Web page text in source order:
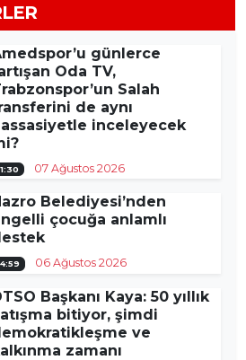
günlerce
Oda TV,
Salah
de aynı
inceleyecek
07 Ağustos 2026
Belediyesi’nden
çocuğa anlamlı
06 Ağustos 2026
Başkanı Kaya: 50 yıllık
bitiyor, şimdi
ve
zamanı